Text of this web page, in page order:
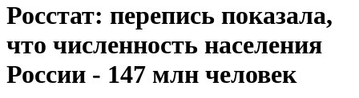
Росстат: перепись показала,
что численность населения
России - 147 млн человек